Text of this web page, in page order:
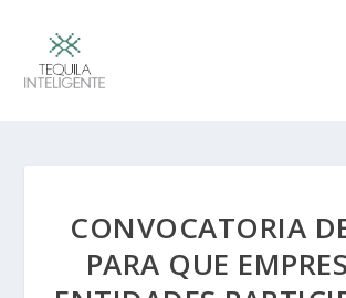
CONVOCATORIA
PARA QUE